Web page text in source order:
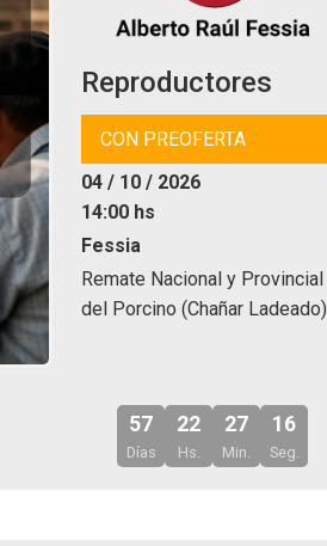
Reproductores
CON PREOFERTA
04 / 10 / 2026
14:00 hs
Fessia
Remate Nacional y Provincial
del Porcino (Chañar Ladeado)
57
Días
22
Hs.
27
Min.
14
Seg.